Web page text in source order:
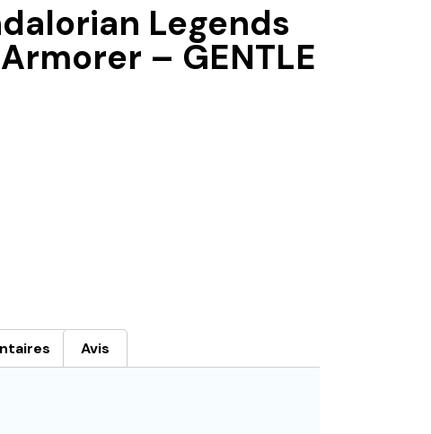
Legends
– GENTLE
Avis